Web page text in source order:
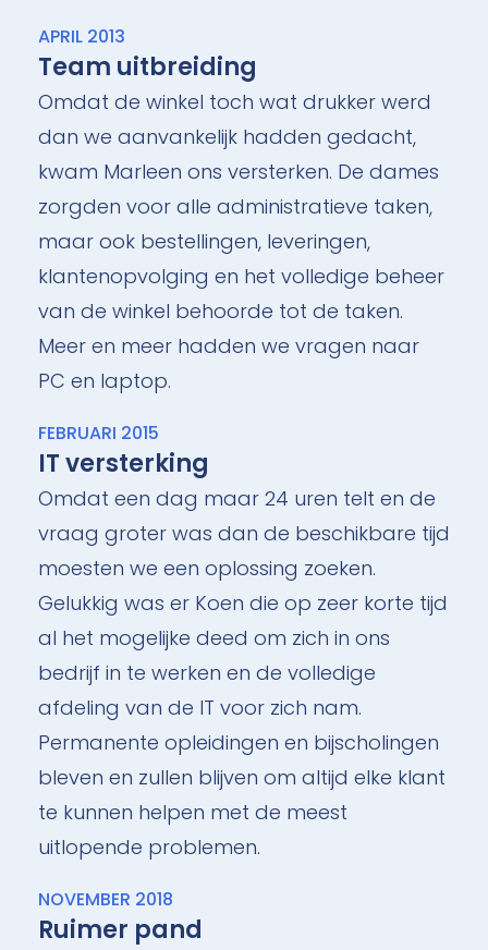
APRIL 2013
Team uitbreiding
Omdat de winkel toch wat drukker werd
dan we aanvankelijk hadden gedacht,
kwam Marleen ons versterken. De dames
zorgden voor alle administratieve taken,
maar ook bestellingen, leveringen,
klantenopvolging en het volledige beheer
van de winkel behoorde tot de taken.
Meer en meer hadden we vragen naar
PC en laptop.
FEBRUARI 2015
IT versterking
Omdat een dag maar 24 uren telt en de
vraag groter was dan de beschikbare tijd
moesten we een oplossing zoeken.
Gelukkig was er Koen die op zeer korte tijd
al het mogelijke deed om zich in ons
bedrijf in te werken en de volledige
afdeling van de IT voor zich nam.
Permanente opleidingen en bijscholingen
bleven en zullen blijven om altijd elke klant
te kunnen helpen met de meest
uitlopende problemen.
NOVEMBER 2018
Ruimer pand